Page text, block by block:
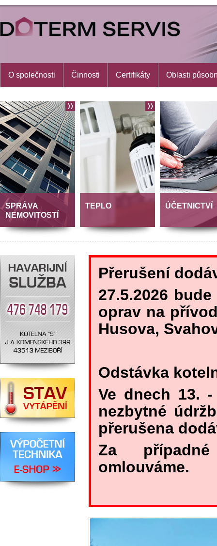
O společnosti Činnosti Certifikáty Oblasti
SPRÁVA
NEMOVITOSTÍ
TEPLO ÚČETNICTVÍ
Přerušení
27.5.2026
oprav na
Husova,
Odstávka
Ve dnech 13.
nezbytné
přerušena
Za
omlouváme.